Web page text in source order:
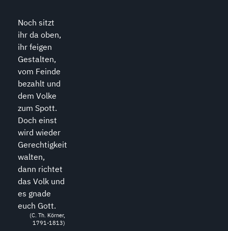
Noch sitzt
ihr da oben,
ihr feigen
Gestalten,
vom Feinde
bezahlt und
dem Volke
zum Spott.
Doch einst
wird wieder
Gerechtigkeit
walten,
dann richtet
das Volk und
es gnade
euch Gott.
(C. Th. Körner,
1791-1813)